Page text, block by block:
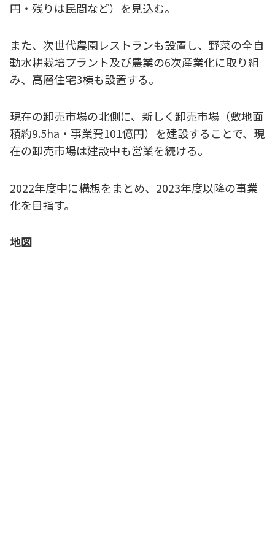
円・残りは民間など）を見込む。
また、次世代農園レストランも設置し、野菜の全自
動水耕栽培プラント及び農業の6次産業化に取り組
み、高層住宅3棟も設置する。
現在の卸売市場の北側に、新しく卸売市場（敷地面
積約9.5ha・事業費101億円）を建設することで、現
在の卸売市場は建設中も営業を続ける。
2022年度中に構想をまとめ、2023年度以降の事業
化を目指す。
地図